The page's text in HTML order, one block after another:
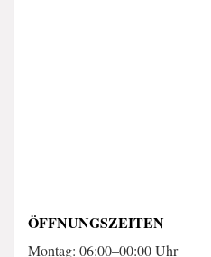
ÖFFNUNGSZEITEN
Montag: 06:00–00:00 Uhr